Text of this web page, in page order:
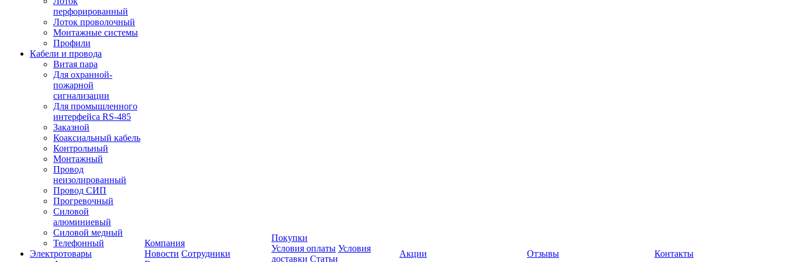
перфорированный
Лоток проволочный
Монтажные системы
Профили
Кабели и провода
Витая пара
Для охранной-
пожарной
сигнализации
Для промышленного
интерфейса RS-485
Заказной
Коаксиальный кабель
Контрольный
Монтажный
Провод
неизолированный
Провод СИП
Прогревочный
Силовой
алюминиевый
Силовой медный
Телефонный
Электротовары
Компания
Новости Сотрудники
Покупки
Условия оплаты Условия
доставки Статьи
Акции Отзывы Контакты